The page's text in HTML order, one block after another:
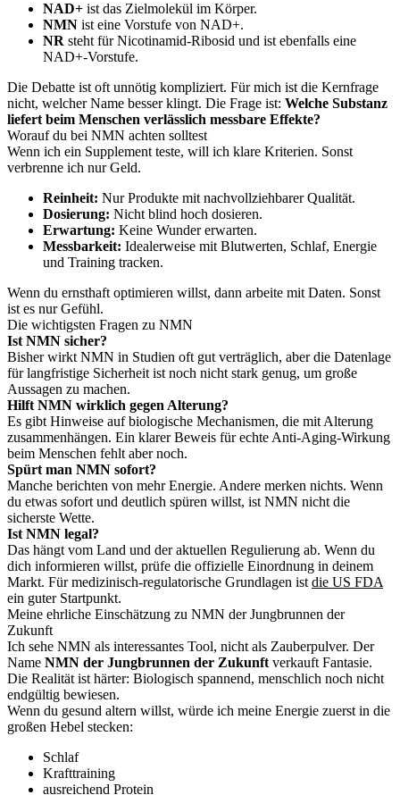
NAD+ ist das Zielmolekül im Körper.
NMN ist eine Vorstufe von NAD+.
NR steht für Nicotinamid-Ribosid und ist ebenfalls eine
NAD+-Vorstufe.
Die Debatte ist oft unnötig kompliziert. Für mich ist die Kernfrage
nicht, welcher Name besser klingt. Die Frage ist: Welche Substanz
liefert beim Menschen verlässlich messbare Effekte?
Worauf du bei NMN achten solltest
Wenn ich ein Supplement teste, will ich klare Kriterien. Sonst
verbrenne ich nur Geld.
Reinheit: Nur Produkte mit nachvollziehbarer Qualität.
Dosierung: Nicht blind hoch dosieren.
Erwartung: Keine Wunder erwarten.
Messbarkeit: Idealerweise mit Blutwerten, Schlaf, Energie
und Training tracken.
Wenn du ernsthaft optimieren willst, dann arbeite mit Daten. Sonst
ist es nur Gefühl.
Die wichtigsten Fragen zu NMN
Ist NMN sicher?
Bisher wirkt NMN in Studien oft gut verträglich, aber die Datenlage
für langfristige Sicherheit ist noch nicht stark genug, um große
Aussagen zu machen.
Hilft NMN wirklich gegen Alterung?
Es gibt Hinweise auf biologische Mechanismen, die mit Alterung
zusammenhängen. Ein klarer Beweis für echte Anti-Aging-Wirkung
beim Menschen fehlt aber noch.
Spürt man NMN sofort?
Manche berichten von mehr Energie. Andere merken nichts. Wenn
du etwas sofort und deutlich spüren willst, ist NMN nicht die
sicherste Wette.
Ist NMN legal?
Das hängt vom Land und der aktuellen Regulierung ab. Wenn du
dich informieren willst, prüfe die offizielle Einordnung in deinem
Markt. Für medizinisch-regulatorische Grundlagen ist die US FDA
ein guter Startpunkt.
Meine ehrliche Einschätzung zu NMN der Jungbrunnen der
Zukunft
Ich sehe NMN als interessantes Tool, nicht als Zauberpulver. Der
Name NMN der Jungbrunnen der Zukunft verkauft Fantasie.
Die Realität ist härter: Biologisch spannend, menschlich noch nicht
endgültig bewiesen.
Wenn du gesund altern willst, würde ich meine Energie zuerst in die
großen Hebel stecken:
Schlaf
Krafttraining
ausreichend Protein